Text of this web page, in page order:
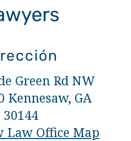
Green Rd NW
Kennesaw, GA
30144
Law Office Map